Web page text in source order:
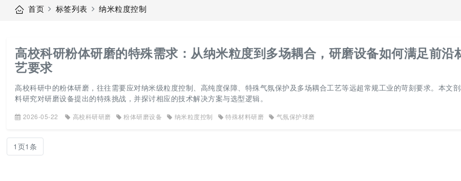
首页 标签列表 纳米粒度控制
高校科研粉体研磨的特殊需求：从纳米粒度到多场耦合，研磨设备如何满足前沿
艺要求
高校科研中的粉体研磨，往往需要应对纳米级粒度控制、高纯度保障、特殊气氛保护及多场耦合工艺等远超常规工业的苛刻要求。本文
料研究对研磨设备提出的特殊挑战，并探讨相应的技术解决方案与选型逻辑。
2026-05-22 高校科研研磨 粉体研磨设备 纳米粒度控制 特殊材料研磨 气氛保护球磨
1页1条